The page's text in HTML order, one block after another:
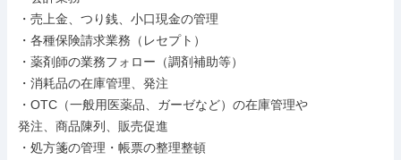
・売上金、つり銭、小口現金の管理
・各種保険請求業務（レセプト）
・薬剤師の業務フォロー（調剤補助等）
・消耗品の在庫管理、発注
・OTC（一般用医薬品、ガーゼなど）の在庫管理や
発注、商品陳列、販売促進
・処方箋の管理・帳票の整理整頓